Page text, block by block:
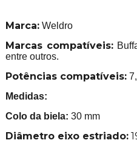
Marca:Weldro
Marcas compatíveis:
entre outros.
Potências compatíveis:
Medidas:
Colo da biela: 30 mm
Diâmetro eixo estriado: